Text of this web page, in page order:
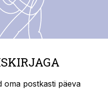
oma postkasti päeva